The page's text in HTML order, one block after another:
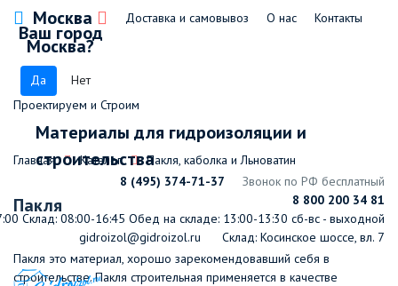
Москва
Ваш город
Москва?
Да Нет
Доставка и самовывоз О нас Контакты
Проектируем и Строим
Материалы для гидроизоляции и
строительства
8 (495) 374-71-37
Звонок по РФ бесплатный
8 800 200 34 81
Склад: 08:00-16:45 Обед на складе: 13:00-13:30 сб-вс - выходной
gidroizol@gidroizol.ru
Склад: Косинское шоссе, вл. 7
Главная Каталог Пакля, каболка и Льноватин
Пакля
Пакля это материал, хорошо зарекомендовавший себя в
строительстве. Пакля строительная применяется в качестве